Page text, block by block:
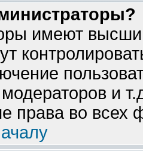
имеют
модераторов и
права во всех